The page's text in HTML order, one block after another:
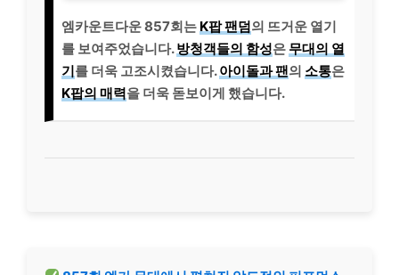
엠카운트다운 857회는 K팝 팬덤의 뜨거운 열기
를 보여주었습니다.방청객들의 함성은 무대의 열
기를 더욱 고조시켰습니다.아이돌과 팬의 소통은
K팝의 매력을 더욱 돋보이게 했습니다.